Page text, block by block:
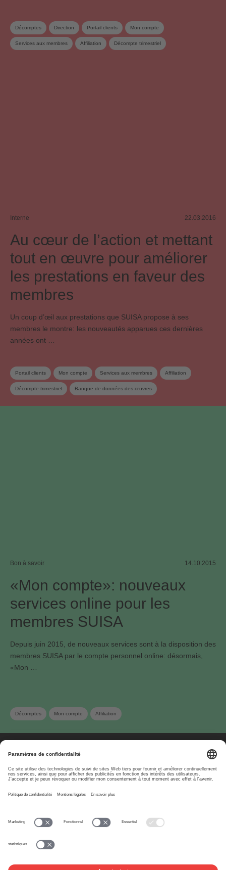
Décomptes Direction Portail clients Mon compte
Services aux membres Affiliation Décompte trimestriel
Interne 22.03.2016
Au cœur de l’action et mettant
tout en œuvre pour améliorer
les prestations en faveur des
membres
Un coup d’œil aux prestations que SUISA propose à ses
membres le montre: les nouveautés apparues ces dernières
années ont …
Portail clients Mon compte Services aux membres Affiliation
Décompte trimestriel Banque de données des œuvres
Bon à savoir 14.10.2015
«Mon compte»: nouveaux
services online pour les
membres SUISA
Depuis juin 2015, de nouveaux services sont à la disposition des
membres SUISA par le compte personnel online: désormais,
«Mon …
Décomptes Mon compte Affiliation
www.suisa.ch
responsabilité